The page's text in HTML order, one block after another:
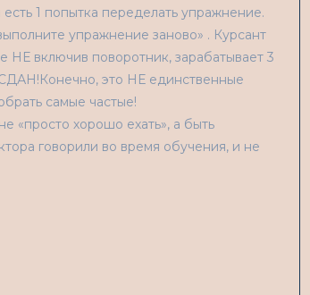
1 попытка переделать упражнение.
упражнение заново» . Курсант
НЕ включив поворотник, зарабатывает 3
это НЕ единственные
самые частые!
«просто хорошо ехать», а быть
говорили во время обучения, и не